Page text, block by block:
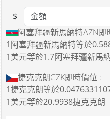
Amount
$
阿塞拜疆新馬納特AZN即
1阿塞拜疆新馬納特等於
1美元等於1.7阿塞拜疆新馬
捷克克朗CZK即時價位 :
1捷克克朗等於
1美元等於20.9938捷克克朗